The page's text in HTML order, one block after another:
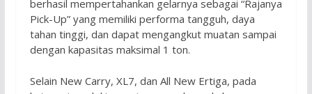
berhasil mempertahankan gelarnya sebagai “Rajanya
Pick-Up” yang memiliki performa tangguh, daya
tahan tinggi, dan dapat mengangkut muatan sampai
dengan kapasitas maksimal 1 ton.
Selain New Carry, XL7, dan All New Ertiga, pada